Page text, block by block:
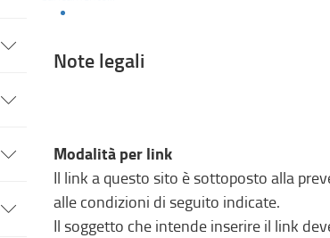
alle
sotto
alle
sotto
alle
sotto
alle
sotto
Note legali
Modalità per link
Il link a questo sito è sottoposto alla
alle condizioni di seguito indicate.
Il soggetto che intende inserire il link